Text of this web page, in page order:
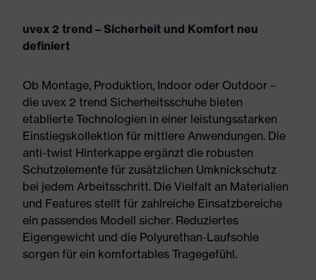
uvex 2 trend – Sicherheit und Komfort neu
definiert
Ob Montage, Produktion, Indoor oder Outdoor –
die uvex 2 trend Sicherheitsschuhe bieten
etablierte Technologien in einer leistungsstarken
Einstiegskollektion für mittlere Anwendungen. Die
anti-twist Hinterkappe ergänzt die robusten
Schutzelemente für zusätzlichen Umknickschutz
bei jedem Arbeitsschritt. Die Vielfalt an Materialien
und Features stellt für zahlreiche Einsatzbereiche
ein passendes Modell sicher. Reduziertes
Eigengewicht und die Polyurethan-Laufsohle
sorgen für ein komfortables Tragegefühl.